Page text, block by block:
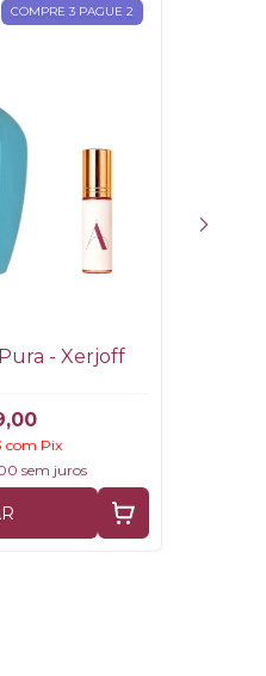
COMPRE 3 PAGUE 2
- Xerjoff
com Pix
sem juros